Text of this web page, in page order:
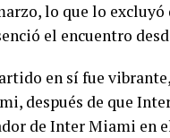
lo que lo
el encuentro
en sí fue
después de que
de Inter Miami en